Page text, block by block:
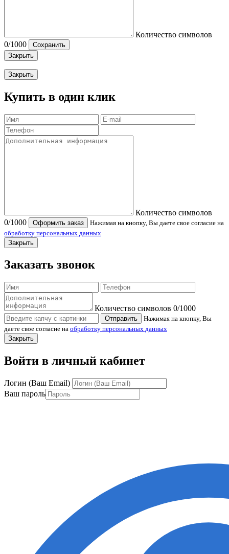
Количество символов
0/1000
Сохранить
Закрыть
Закрыть
Купить в один клик
Количество символов
0/1000 Оформить заказ
Нажимая на кнопку, Вы даете свое согласие на
обработку персональных данных
Закрыть
Заказать звонок
Количество символов 0/1000
Отправить
Нажимая на кнопку, Вы
даете свое согласие на обработку персональных данных
Закрыть
Войти в личный кабинет
Логин (Ваш Email)
Ваш пароль